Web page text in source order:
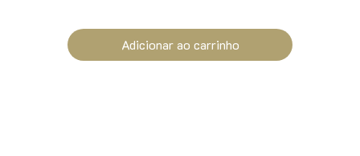
Adicionar ao carrinho